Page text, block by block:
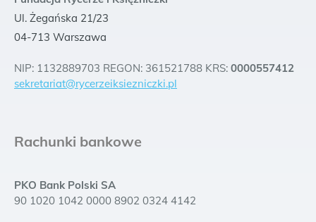
Ul. Żegańska 21/23
04-713 Warszawa
NIP: 1132889703 REGON: 361521788 KRS: 0000557412
sekretariat@rycerzeiksiezniczki.pl
Rachunki bankowe
PKO Bank Polski SA
90 1020 1042 0000 8902 0324 4142